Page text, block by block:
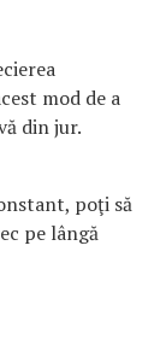
mod de a
din jur.
poţi să
pe lângă